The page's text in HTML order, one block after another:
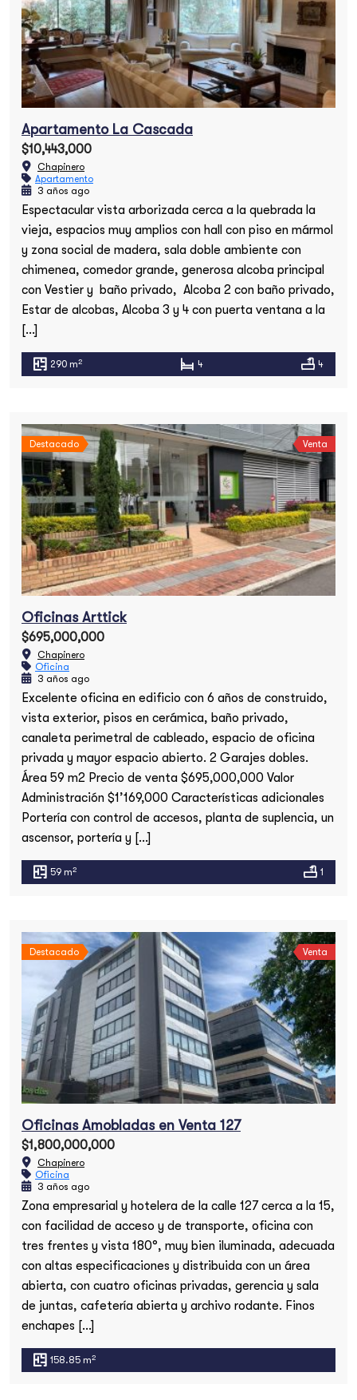
Apartamento La Cascada
$10,443,000
Chapinero
Apartamento
3 años ago
Espectacular vista arborizada cerca a la quebrada la
vieja, espacios muy amplios con hall con piso en mármol
y zona social de madera, sala doble ambiente con
chimenea, comedor grande, generosa alcoba principal
con Vestier y baño privado, Alcoba 2 con baño privado,
Estar de alcobas, Alcoba 3 y 4 con puerta ventana a la
[…]
290 m2 4 4
Destacado Venta
Oficinas Arttick
$695,000,000
Chapinero
Oficina
3 años ago
Excelente oficina en edificio con 6 años de construido,
vista exterior, pisos en cerámica, baño privado,
canaleta perimetral de cableado, espacio de oficina
privada y mayor espacio abierto. 2 Garajes dobles.
Área 59 m2 Precio de venta $695,000,000 Valor
Administración $1’169,000 Características adicionales
Portería con control de accesos, planta de suplencia, un
ascensor, portería y […]
59 m2 1
Destacado Venta
Oficinas Amobladas en Venta 127
$1,800,000,000
Chapinero
Oficina
3 años ago
Zona empresarial y hotelera de la calle 127 cerca a la 15,
con facilidad de acceso y de transporte, oficina con
tres frentes y vista 180°, muy bien iluminada, adecuada
con altas especificaciones y distribuida con un área
abierta, con cuatro oficinas privadas, gerencia y sala
de juntas, cafetería abierta y archivo rodante. Finos
enchapes […]
158.85 m2